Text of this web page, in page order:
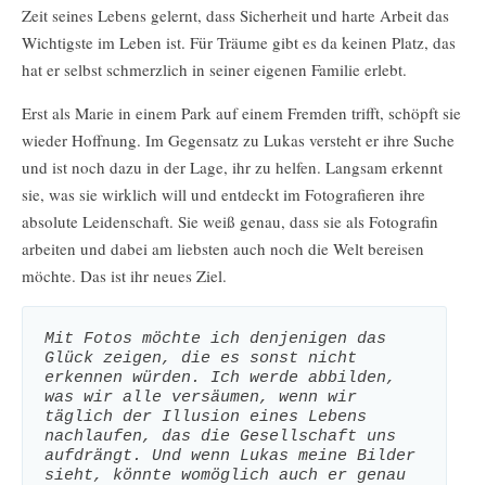
Zeit seines Lebens gelernt, dass Sicherheit und harte Arbeit das
Wichtigste im Leben ist. Für Träume gibt es da keinen Platz, das
hat er selbst schmerzlich in seiner eigenen Familie erlebt.
Erst als Marie in einem Park auf einem Fremden trifft, schöpft sie
wieder Hoffnung. Im Gegensatz zu Lukas versteht er ihre Suche
und ist noch dazu in der Lage, ihr zu helfen. Langsam erkennt
sie, was sie wirklich will und entdeckt im Fotografieren ihre
absolute Leidenschaft. Sie weiß genau, dass sie als Fotografin
arbeiten und dabei am liebsten auch noch die Welt bereisen
möchte. Das ist ihr neues Ziel.
Mit Fotos möchte ich denjenigen das
Glück zeigen, die es sonst nicht
erkennen würden. Ich werde abbilden,
was wir alle versäumen, wenn wir
täglich der Illusion eines Lebens
nachlaufen, das die Gesellschaft uns
aufdrängt. Und wenn Lukas meine Bilder
sieht, könnte womöglich auch er genau